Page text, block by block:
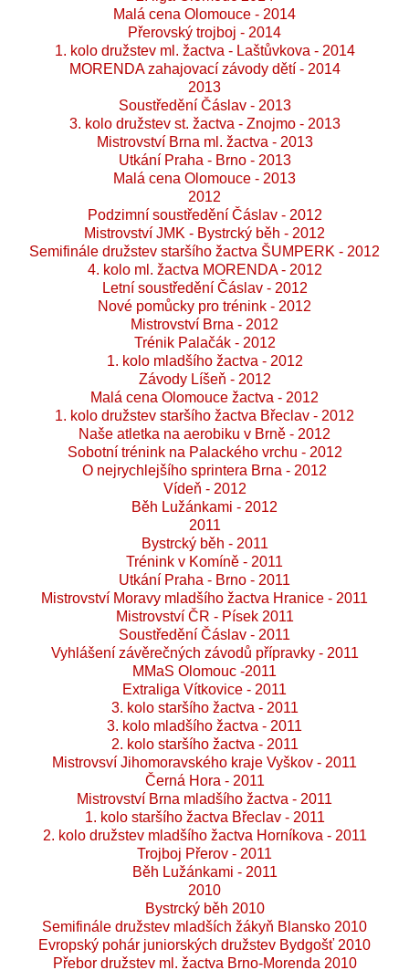
Malá cena Olomouce - 2014
Přerovský trojboj - 2014
1. kolo družstev ml. žactva - Laštůvkova - 2014
MORENDA zahajovací závody dětí - 2014
2013
Soustředění Čáslav - 2013
3. kolo družstev st. žactva - Znojmo - 2013
Mistrovství Brna ml. žactva - 2013
Utkání Praha - Brno - 2013
Malá cena Olomouce - 2013
2012
Podzimní soustředění Čáslav - 2012
Mistrovství JMK - Bystrcký běh - 2012
Semifinále družstev staršího žactva ŠUMPERK - 2012
4. kolo ml. žactva MORENDA - 2012
Letní soustředění Čáslav - 2012
Nové pomůcky pro trénink - 2012
Mistrovství Brna - 2012
Trénik Palačák - 2012
1. kolo mladšího žactva - 2012
Závody Líšeň - 2012
Malá cena Olomouce žactva - 2012
1. kolo družstev staršího žactva Břeclav - 2012
Naše atletka na aerobiku v Brně - 2012
Sobotní trénink na Palackého vrchu - 2012
O nejrychlejšího sprintera Brna - 2012
Vídeň - 2012
Běh Lužánkami - 2012
2011
Bystrcký běh - 2011
Trénink v Komíně - 2011
Utkání Praha - Brno - 2011
Mistrovství Moravy mladšího žactva Hranice - 2011
Mistrovství ČR - Písek 2011
Soustředění Čáslav - 2011
Vyhlášení závěrečných závodů přípravky - 2011
MMaS Olomouc -2011
Extraliga Vítkovice - 2011
3. kolo staršího žactva - 2011
3. kolo mladšího žactva - 2011
2. kolo staršího žactva - 2011
Mistrovsví Jihomoravského kraje Vyškov - 2011
Černá Hora - 2011
Mistrovství Brna mladšího žactva - 2011
1. kolo staršího žactva Břeclav - 2011
2. kolo družstev mladšího žactva Horníkova - 2011
Trojboj Přerov - 2011
Běh Lužánkami - 2011
2010
Bystrcký běh 2010
Semifinále družstev mladších žákyň Blansko 2010
Evropský pohár juniorských družstev Bydgošť 2010
Přebor družstev ml. žactva Brno-Morenda 2010